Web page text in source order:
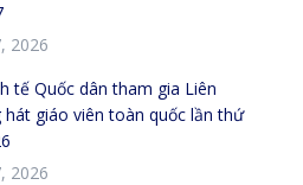
2026
tế Quốc dân tham gia Liên
hát giáo viên toàn quốc lần thứ
2026